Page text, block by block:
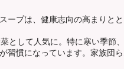
ープは、健康志向の高まりと
として人気に。特に寒い季節
習慣になっています。家族団